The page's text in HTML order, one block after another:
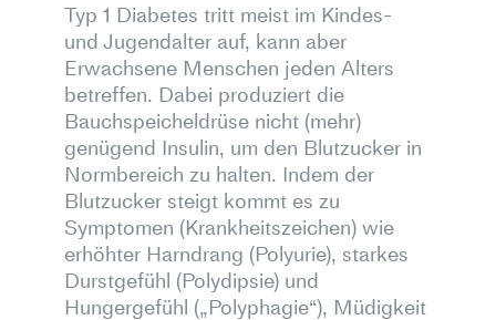
Typ 1 Diabetes tritt meist im Kindes-
und Jugendalter auf, kann aber
Erwachsene Menschen jeden Alters
betreffen. Dabei produziert die
Bauchspeicheldrüse nicht (mehr)
genügend Insulin, um den Blutzucker in
Normbereich zu halten. Indem der
Blutzucker steigt kommt es zu
Symptomen (Krankheitszeichen) wie
erhöhter Harndrang (Polyurie), starkes
Durstgefühl (Polydipsie) und
Hungergefühl („Polyphagie“), Müdigkeit